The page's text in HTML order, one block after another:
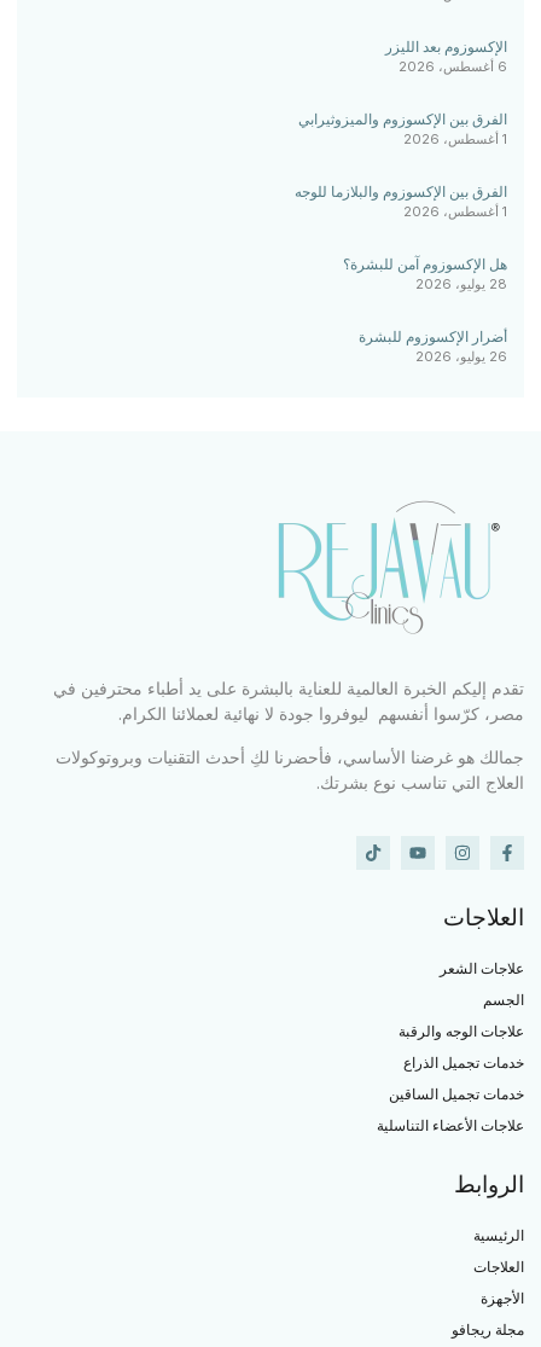
الإكسوزوم بعد الليزر
6 أغسطس، 2026
الفرق بين الإكسوزوم والميزوثيرابي
1 أغسطس، 2026
الفرق بين الإكسوزوم والبلازما للوجه
1 أغسطس، 2026
هل الإكسوزوم آمن للبشرة؟
28 يوليو، 2026
أضرار الإكسوزوم للبشرة
26 يوليو، 2026
تقدم إليكم الخبرة العالمية للعناية بالبشرة على يد أطباء محترفين في
مصر، كرّسوا أنفسهم ليوفروا جودة لا نهائية لعملائنا الكرام.
جمالك هو غرضنا الأساسي، فأحضرنا لكِ أحدث التقنيات وبروتوكولات
العلاج التي تناسب نوع بشرتك.
العلاجات
علاجات الشعر
الجسم
علاجات الوجه والرقبة
خدمات تجميل الذراع
خدمات تجميل الساقين
علاجات الأعضاء التناسلية
الروابط
الرئيسية
العلاجات
الأجهزة
مجلة ريجافو